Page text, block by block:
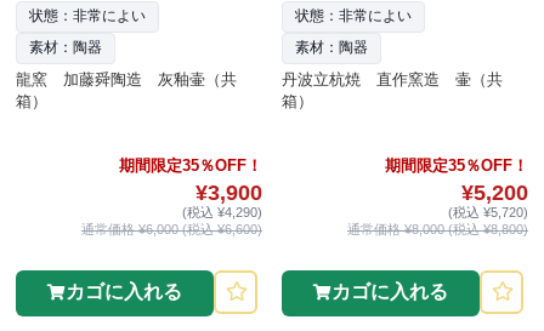
状態：非常によい
素材：陶器
龍窯 加藤舜陶造 灰釉壷（共
箱）
期間限定35％OFF！
¥3,900
(税込 ¥4,290)
通常価格 ¥6,000 (税込 ¥6,600)
カゴに入れる
状態：非常によい
素材：陶器
丹波立杭焼 直作窯造 壷（共
箱）
期間限定35％OFF！
¥5,200
(税込 ¥5,720)
通常価格 ¥8,000 (税込 ¥8,800)
カゴに入れる